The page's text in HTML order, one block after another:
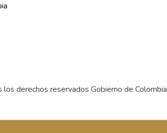
derechos reservados Gobierno de Colombia